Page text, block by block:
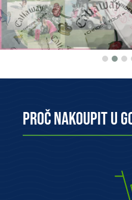
Proč nakoupit u